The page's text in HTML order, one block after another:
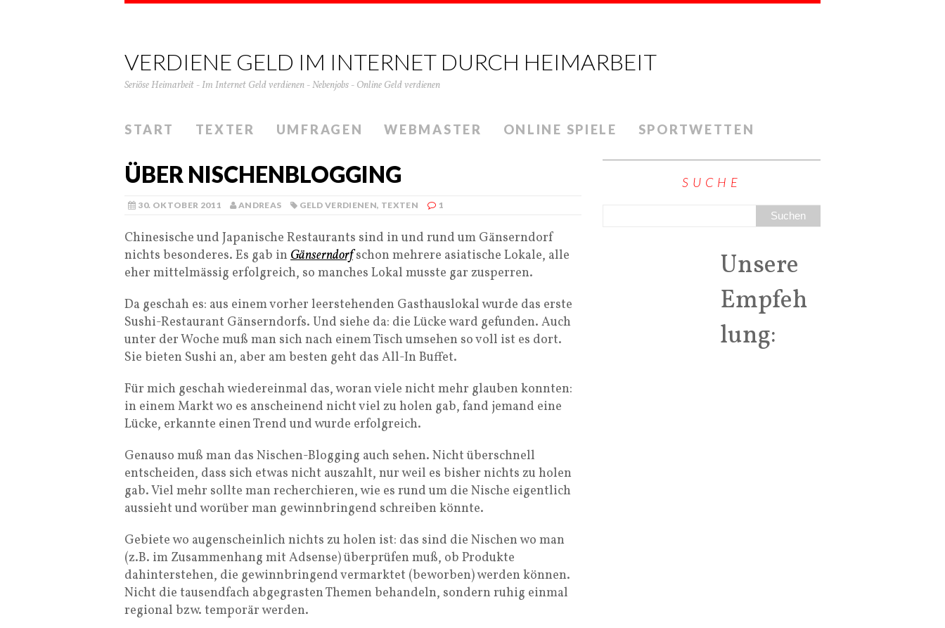
VERDIENE GELD IM INTERNET DURCH HEIMARBEIT
Seriöse Heimarbeit - Im Internet Geld verdienen - Nebenjobs - Online Geld verdienen
START TEXTER UMFRAGEN WEBMASTER ONLINE SPIELE SPORTWETTEN
ÜBER NISCHENBLOGGING
30. OKTOBER 2011 ANDREAS GELD VERDIENEN, TEXTEN 1
Chinesische und Japanische Restaurants sind in und rund um Gänserndorf
nichts besonderes. Es gab in Gänserndorfschon mehrere asiatische Lokale, alle
eher mittelmässig erfolgreich, so manches Lokal musste gar zusperren.
Da geschah es: aus einem vorher leerstehenden Gasthauslokal wurde das erste
Sushi-Restaurant Gänserndorfs. Und siehe da: die Lücke ward gefunden. Auch
unter der Woche muß man sich nach einem Tisch umsehen so voll ist es dort.
Sie bieten Sushi an, aber am besten geht das All-In Buffet.
Für mich geschah wiedereinmal das, woran viele nicht mehr glauben konnten:
in einem Markt wo es anscheinend nicht viel zu holen gab, fand jemand eine
Lücke, erkannte einen Trend und wurde erfolgreich.
Genauso muß man das Nischen-Blogging auch sehen. Nicht überschnell
entscheiden, dass sich etwas nicht auszahlt, nur weil es bisher nichts zu holen
gab. Viel mehr sollte man recherchieren, wie es rund um die Nische eigentlich
aussieht und worüber man gewinnbringend schreiben könnte.
Gebiete wo augenscheinlich nichts zu holen ist: das sind die Nischen wo man
(z.B. im Zusammenhang mit Adsense) überprüfen muß, ob Produkte
dahinterstehen, die gewinnbringend vermarktet (beworben) werden können.
Nicht die tausendfach abgegrasten Themen behandeln, sondern ruhig einmal
regional bzw. temporär werden.
SUCHE
Unsere
Empfeh
lung: